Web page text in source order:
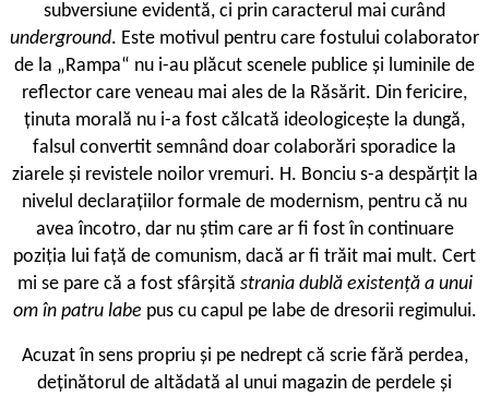
subversiune evidentă, ci prin caracterul mai curând
underground. Este motivul pentru care fostului colaborator
de la „Rampa“ nu i-au plăcut scenele publice și luminile de
reflector care veneau mai ales de la Răsărit. Din fericire,
ținuta morală nu i-a fost călcată ideologicește la dungă,
falsul convertit semnând doar colaborări sporadice la
ziarele și revistele noilor vremuri. H. Bonciu s-a despărțit la
nivelul declarațiilor formale de modernism, pentru că nu
avea încotro, dar nu știm care ar fi fost în continuare
poziția lui față de comunism, dacă ar fi trăit mai mult. Cert
mi se pare că a fost sfârșită strania dublă existență a unui
om în patru labe pus cu capul pe labe de dresorii regimului.
Acuzat în sens propriu și pe nedrept că scrie fără perdea,
deținătorul de altădată al unui magazin de perdele și